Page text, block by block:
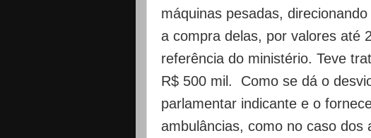
máquinas pesadas,
a compra delas, por valores até
referência do ministério. Teve
R$ 500 mil. Como se dá o
parlamentar indicante e o
ambulâncias, como no caso dos